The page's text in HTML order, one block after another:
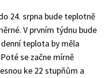
24. srpna bude teplotně
V prvním týdnu bude
teplota by měla
se začne mírně
ke 22 stupňům a